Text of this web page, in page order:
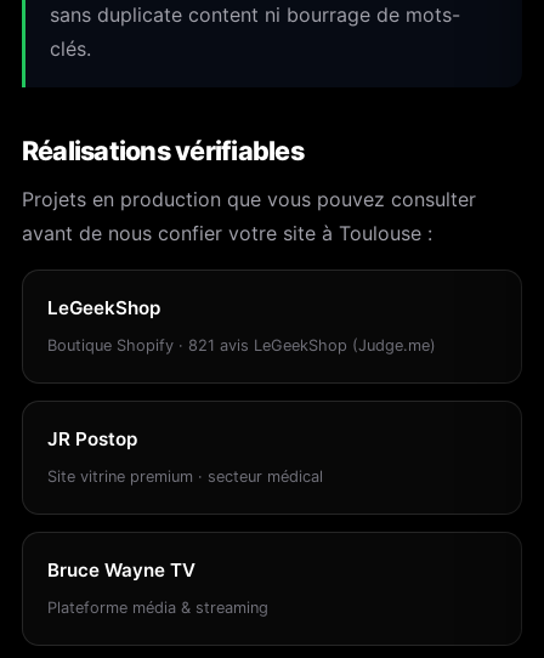
sans duplicate content ni bourrage de mots-
clés.
Réalisations vérifiables
Projets en production que vous pouvez consulter
avant de nous confier votre site à Toulouse :
LeGeekShop
Boutique Shopify · 821 avis LeGeekShop (Judge.me)
JR Postop
Site vitrine premium · secteur médical
Bruce Wayne TV
Plateforme média & streaming